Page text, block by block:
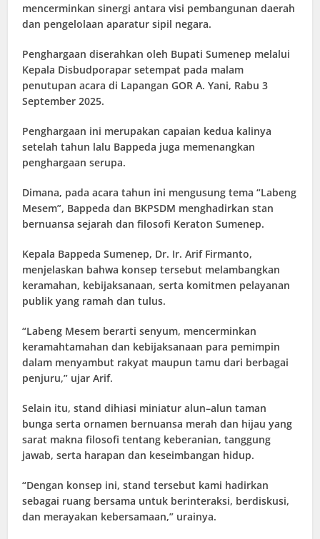
mencerminkan sinergi antara visi pembangunan daerah
dan pengelolaan aparatur sipil negara.
Penghargaan diserahkan oleh Bupati Sumenep melalui
Kepala Disbudporapar setempat pada malam
penutupan acara di Lapangan GOR A. Yani, Rabu 3
September 2025.
Penghargaan ini merupakan capaian kedua kalinya
setelah tahun lalu Bappeda juga memenangkan
penghargaan serupa.
Dimana, pada acara tahun ini mengusung tema “Labeng
Mesem”, Bappeda dan BKPSDM menghadirkan stan
bernuansa sejarah dan filosofi Keraton Sumenep.
Kepala Bappeda Sumenep, Dr. Ir. Arif Firmanto,
menjelaskan bahwa konsep tersebut melambangkan
keramahan, kebijaksanaan, serta komitmen pelayanan
publik yang ramah dan tulus.
“Labeng Mesem berarti senyum, mencerminkan
keramahtamahan dan kebijaksanaan para pemimpin
dalam menyambut rakyat maupun tamu dari berbagai
penjuru,” ujar Arif.
Selain itu, stand dihiasi miniatur alun–alun taman
bunga serta ornamen bernuansa merah dan hijau yang
sarat makna filosofi tentang keberanian, tanggung
jawab, serta harapan dan keseimbangan hidup.
“Dengan konsep ini, stand tersebut kami hadirkan
sebagai ruang bersama untuk berinteraksi, berdiskusi,
dan merayakan kebersamaan,” urainya.